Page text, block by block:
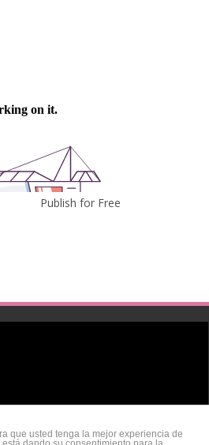
Publish for Free
que usted tenga la mejor experiencia de